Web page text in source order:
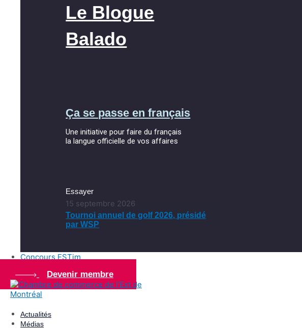
Le Blogue
Balado
Ça se passe en français
Une initiative pour faire du français
la langue officielle de vos affaires
Essayer
15 septembre 2026
Tournoi annuel de golf 2026, présidé
par WSP
Concours ESTim
Devenir membre
Actualités
Médias